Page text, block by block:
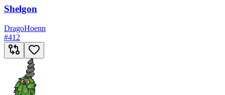
Shelgon
DragoHoenn
#412